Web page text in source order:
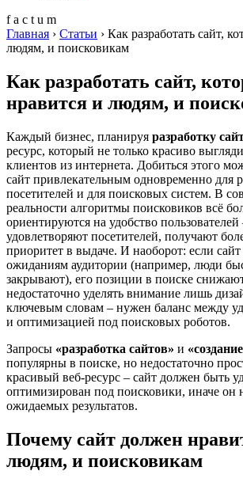
f a c t u m
Главная › Статьи › Как разработать сайт,
людям, и поисковикам
Как разработать сайт,
нравится и людям, и
Каждый бизнес, планируя разработку
ресурс, который не только красиво
клиентов из интернета. Добиться этого
сайт привлекательным одновременно для
посетителей и для поисковых систем. В
реальности алгоритмы поисковиков всё
ориентируются на удобство
удовлетворяют посетителей, получают
приоритет в выдаче. И наоборот: если сайт
ожиданиям аудитории (например, люди
закрывают), его позиции в поиске
недостаточно уделять внимание лишь
ключевым словам – нужен баланс между
и оптимизацией под поисковых роботов.
Запросы «разработка сайтов» и
популярны в поиске, но недостаточно
красивый веб-ресурс – сайт должен быть
оптимизирован под поисковики, иначе он
ожидаемых результатов.
Почему сайт должен
людям, и поисковикам